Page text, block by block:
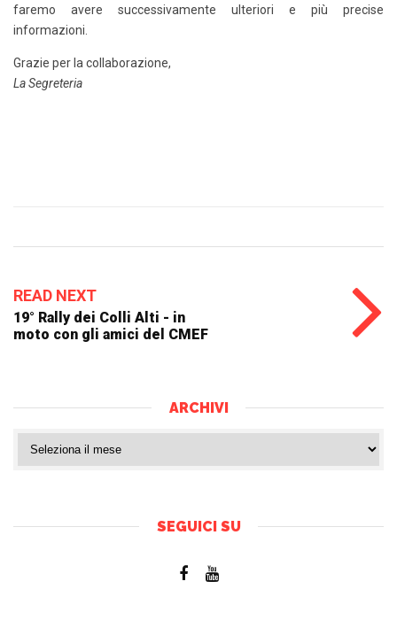
faremo avere successivamente ulteriori e più precise
informazioni.
Grazie per la collaborazione,
La Segreteria
READ NEXT
19° Rally dei Colli Alti - in
moto con gli amici del CMEF
ARCHIVI
SEGUICI SU